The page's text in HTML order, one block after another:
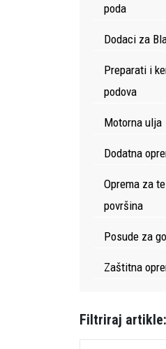
poda
Dodaci za
Preparati i
podova
Motorna ulja
Dodatna
Oprema za
površina
Posude za
Zaštitna
Filtriraj artikle: